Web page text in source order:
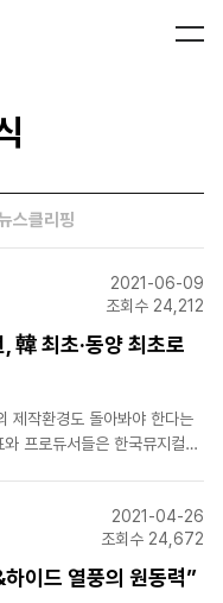
스클리핑
2021-06-09
조회수 24,212
韓 최초·동양 최초로
제작환경도 돌아봐야 한다는
프로듀서들은 한국뮤지컬제
. 또 배..
2021-04-26
조회수 24,672
이드 열풍의 원동력”